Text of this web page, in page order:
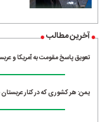
آخرین مطالب
تعویق پاسخ مقومت به آمریکا و
یمن: هر کشوری که در کنار